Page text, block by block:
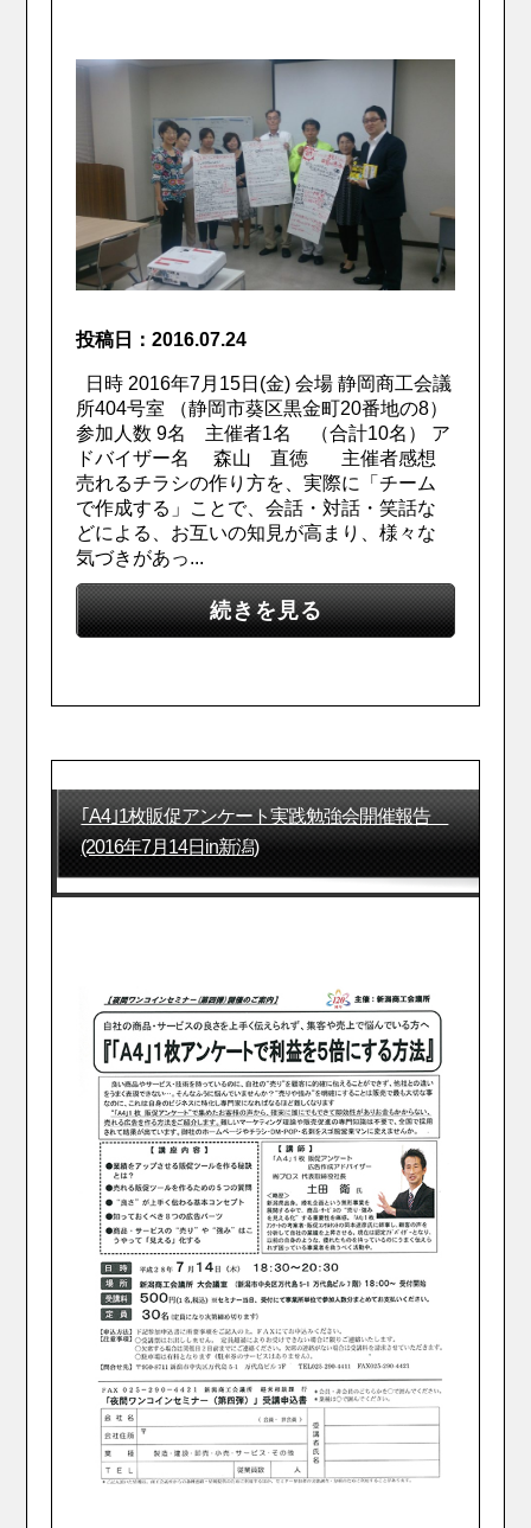
投稿日：2016.07.24
日時 2016年7月15日(金) 会場 静岡商工会議
所404号室 （静岡市葵区黒金町20番地の8）
参加人数 9名 主催者1名 （合計10名） ア
ドバイザー名 森山 直徳 主催者感想
売れるチラシの作り方を、実際に「チーム
で作成する」ことで、会話・対話・笑話な
どによる、お互いの知見が高まり、様々な
気づきがあっ...
続きを見る
｢A4｣1枚販促アンケート実践勉強会開催報告
(2016年7月14日in新潟)